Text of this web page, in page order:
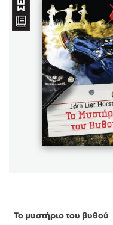
Το μυστήριο του βυθού